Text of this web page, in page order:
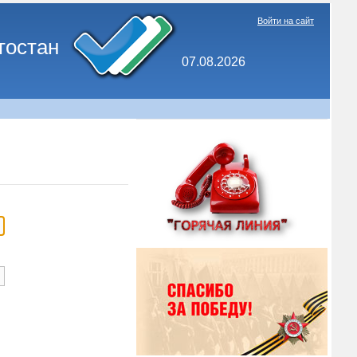
07.08.2026
Войти на сайт